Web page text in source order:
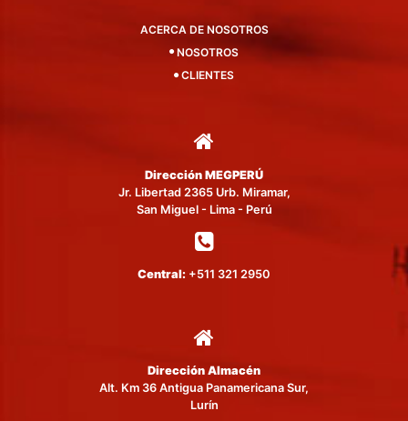
ACERCA DE NOSOTROS
NOSOTROS
CLIENTES
Dirección MEGPERÚ
Jr. Libertad 2365 Urb. Miramar,
San Miguel - Lima - Perú
Central: +511 321 2950
Dirección Almacén
Alt. Km 36 Antigua Panamericana Sur,
Lurín